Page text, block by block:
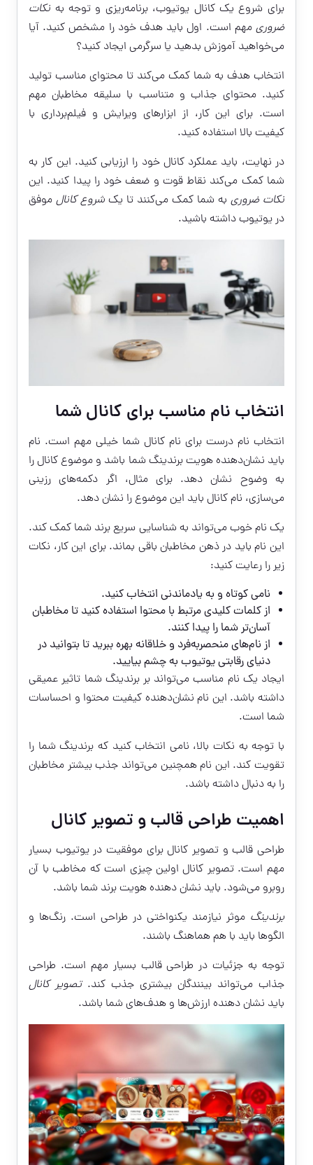
برای شروع یک کانال یوتیوب، برنامه‌ریزی و توجه به نکات
ضروری مهم است. اول باید هدف خود را مشخص کنید. آیا
می‌خواهید آموزش بدهید یا سرگرمی ایجاد کنید؟
انتخاب هدف به شما کمک می‌کند تا محتوای مناسب تولید
کنید. محتوای جذاب و متناسب با سلیقه مخاطبان مهم
است. برای این کار، از ابزارهای ویرایش و فیلم‌برداری با
کیفیت بالا استفاده کنید.
در نهایت، باید عملکرد کانال خود را ارزیابی کنید. این کار به
شما کمک می‌کند نقاط قوت و ضعف خود را پیدا کنید. این
نکات ضروری به شما کمک می‌کنند تا یک شروع کانالموفق
در یوتیوب داشته باشید.
انتخاب نام مناسب برای کانال شما
انتخاب نام درست برای نام کانال شما خیلی مهم است. نام
باید نشان‌دهنده هویت برندینگ شما باشد و موضوع کانال را
به وضوح نشان دهد. برای مثال، اگر دکمه‌های رزینی
می‌سازی، نام کانال باید این موضوع را نشان دهد.
یک نام خوب می‌تواند به شناسایی سریع برند شما کمک کند.
این نام باید در ذهن مخاطبان باقی بماند. برای این کار، نکات
زیر را رعایت کنید:
نامی کوتاه و به یادماندنی انتخاب کنید.
از کلمات کلیدی مرتبط با محتوا استفاده کنید تا مخاطبان
آسان‌تر شما را پیدا کنند.
از نام‌های منحصربه‌فرد و خلاقانه بهره ببرید تا بتوانید در
دنیای رقابتی یوتیوب به چشم بیایید.
ایجاد یک نام مناسب می‌تواند بر برندینگ شما تاثیر عمیقی
داشته باشد. این نام نشان‌دهنده کیفیت محتوا و احساسات
شما است.
با توجه به نکات بالا، نامی انتخاب کنید که برندینگ شما را
تقویت کند. این نام همچنین می‌تواند جذب بیشتر مخاطبان
را به دنبال داشته باشد.
اهمیت طراحی قالب و تصویر کانال
طراحی قالب و تصویر کانال برای موفقیت در یوتیوب بسیار
مهم است. تصویر کانال اولین چیزی است که مخاطب با آن
روبرو می‌شود. باید نشان دهنده هویت برند شما باشد.
برندینگ موثر نیازمند یکنواختی در طراحی است. رنگ‌ها و
الگوها باید با هم هماهنگ باشند.
توجه به جزئیات در طراحی قالب بسیار مهم است. طراحی
جذاب می‌تواند بینندگان بیشتری جذب کند.تصویر کانال
باید نشان دهنده ارزش‌ها و هدف‌های شما باشد.